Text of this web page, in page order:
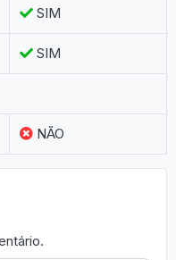
SIM
SIM
NÃO